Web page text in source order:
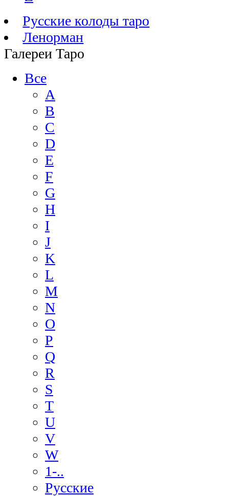
Русские колоды таро
Ленорман
Галереи Таро
Все
A
B
C
D
E
F
G
H
I
J
K
L
M
N
O
P
Q
R
S
T
U
V
W
1-..
Русские